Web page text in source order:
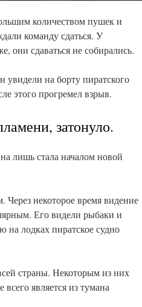
количеством пушек и
команду сдаться. У
они сдаваться не собирались.
на борту пиратского
этого прогремел взрыв.
затонуло.
лишь стала началом новой
некоторое время видение
Его видели рыбаки и
на лодках пиратское судно
страны. Некоторым из них
является из тумана